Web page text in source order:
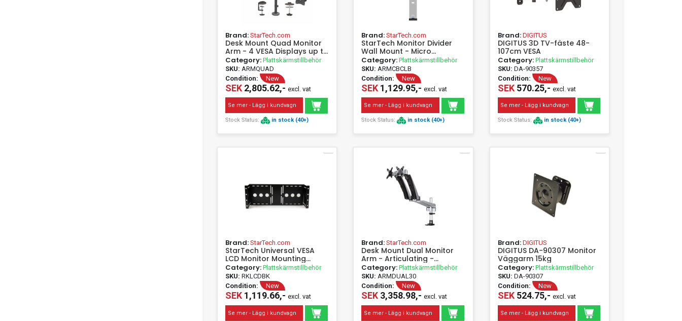
Brand: StarTech.com
Desk Mount Quad Monitor
Arm - 4 VESA Displays up to
27 - Ergonomic Height
Adjustable Articulating Pole
Mount - Clamp/Grommet
(ARMQUAD) Robust steel
Skrivebordsmontering 13-
27 4 sizes
Category: Plattskärmstillbehör
SKU: ARMQUAD
Condition:
New
SEK 2,805.62,- excl. vat
Se mer - Lägg i kundvagn
Stock Status: in stock (40+)
Brand:StarTech.com
StarTech Monitor Divider
Wall Mount - Micro
Adjustment - For up to 32"
VESA Monitors - Steel -
ARMCBCLB - Wall Mount for
Monitor - Plastic, Steel -
Silver - Screen Size: 43.2-
86.4 cm (17"-34") -
Mounting interface: VESA
Category:Plattskärmstillbehör
SKU: ARMCBCLB
Condition:
New
SEK 1,129.95,-excl. vat
Se mer - Lägg i kundvagn
Stock Status: in stock (40+)
Brand: DIGITUS
DIGITUS 3D TV-fäste 48-
107cm VESA
Category: Plattskärmstillbehör
SKU: DA-90357
Condition:
New
SEK570.25,- excl. vat
Se mer - Lägg i kundvagn
Stock Status: in stock (40+)
Brand: StarTech.com
StarTech Universal VESA
LCD Monitor Mounting
Bracket for 19in Rack or
Cabinet - Mounting bracket
- Black - Steel - 4U - EIA
RS310-D - CE - REACH - TAA
Category: Plattskärmstillbehör
SKU: RKLCDBK
Condition:
New
SEK 1,119.66,- excl. vat
Se mer - Lägg i kundvagn
Brand:StarTech.com
Desk Mount Dual Monitor
Arm - Articulating -
Supports VESA Monitors 12
to 30 - Adjustable -
Grommet / Desk Mount -
Premium - Silver
(ARMDUAL30)
Monteringssæt LCD display
30
Category:Plattskärmstillbehör
SKU: ARMDUAL30
Condition:
New
SEK 3,358.98,-excl. vat
Se mer - Lägg i kundvagn
Brand: DIGITUS
DIGITUS DA-90307 Monitor
Väggarm 15kg
Category: Plattskärmstillbehör
SKU: DA-90307
Condition:
New
SEK524.75,- excl. vat
Se mer - Lägg i kundvagn